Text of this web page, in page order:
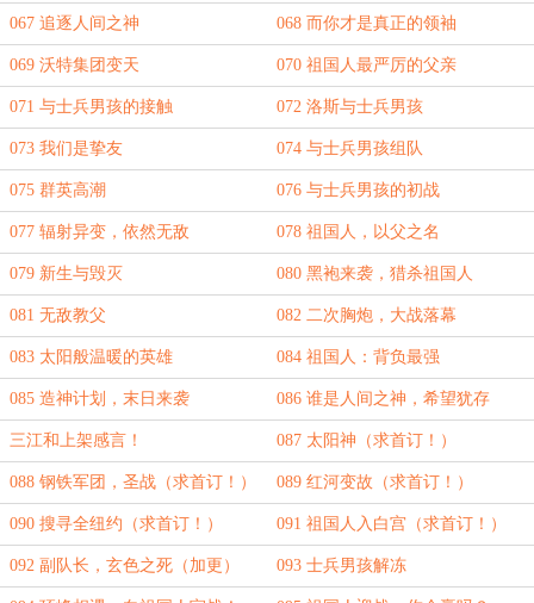
067 追逐人间之神 068 而你才是真正的领袖
069 沃特集团变天 070 祖国人最严厉的父亲
071 与士兵男孩的接触 072 洛斯与士兵男孩
073 我们是挚友 074 与士兵男孩组队
075 群英高潮 076 与士兵男孩的初战
077 辐射异变，依然无敌 078 祖国人，以父之名
079 新生与毁灭 080 黑袍来袭，猎杀祖国人
081 无敌教父 082 二次胸炮，大战落幕
083 太阳般温暖的英雄 084 祖国人：背负最强
085 造神计划，末日来袭 086 谁是人间之神，希望犹存
三江和上架感言！ 087 太阳神（求首订！）
088 钢铁军团，圣战（求首订！） 089 红河变故（求首订！）
090 搜寻全纽约（求首订！） 091 祖国人入白宫（求首订！）
092 副队长，玄色之死（加更） 093 士兵男孩解冻